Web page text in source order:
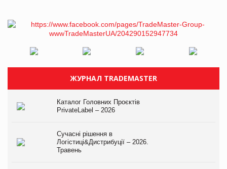
ЖУРНАЛ TRADEMASTER
Каталог Головних Проєктів
PrivateLabel – 2026
Сучасні рішення в
Логістиці&Дистрибуції – 2026.
Травень